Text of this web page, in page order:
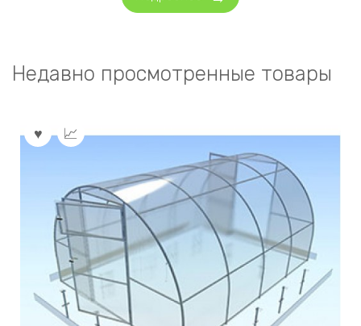
Недавно просмотренные товары